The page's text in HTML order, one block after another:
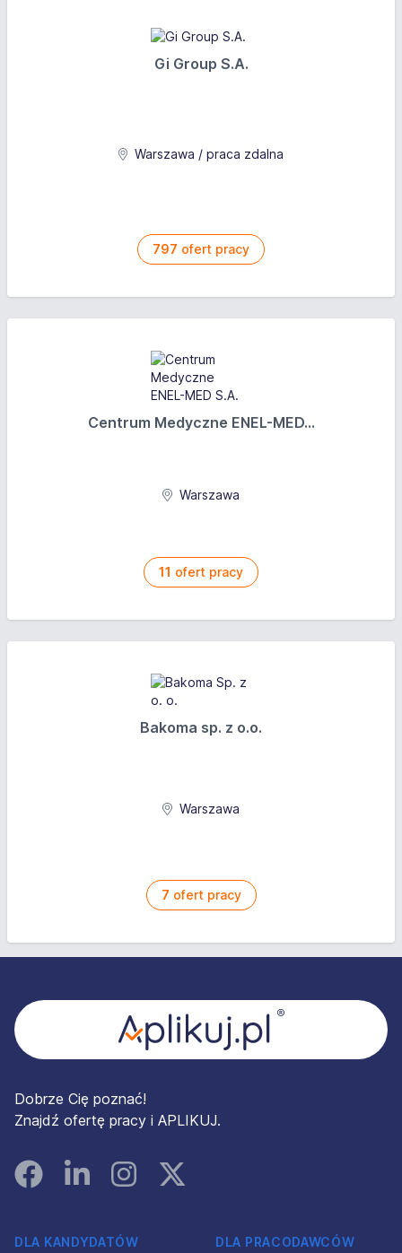
Gi Group S.A.
Warszawa / praca zdalna
797 ofert pracy
Centrum Medyczne ENEL-MED...
Warszawa
11 ofert pracy
Bakoma sp. z o.o.
Warszawa
7 ofert pracy
Dobrze Cię poznać!
Znajdź ofertę pracy i APLIKUJ.
FacebookLinked InInstagramInstagram
DLA KANDYDATÓW DLA PRACODAWCÓW